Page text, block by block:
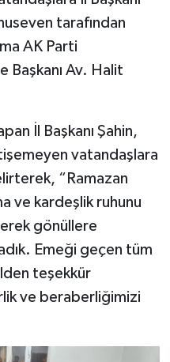
tarafından
AK Parti
Başkanı Av. Halit
İl Başkanı Şahin,
vatandaşlara
“Ramazan
ve kardeşlik ruhunu
gönüllere
Emeği geçen tüm
teşekkür
ve beraberliğimizi